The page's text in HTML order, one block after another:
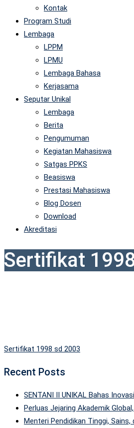
Kontak
Program Studi
Lembaga
LPPM
LPMU
Lembaga Bahasa
Kerjasama
Seputar Unikal
Lembaga
Berita
Pengumuman
Kegiatan Mahasiswa
Satgas PPKS
Beasiswa
Prestasi Mahasiswa
Blog Dosen
Download
Akreditasi
Sertifikat
Sertifikat 1998 sd 2003
Recent Posts
SENTANI II UNIKAL Bahas
Perluas Jejaring Akademik
Menteri Pendidikan Tinggi,